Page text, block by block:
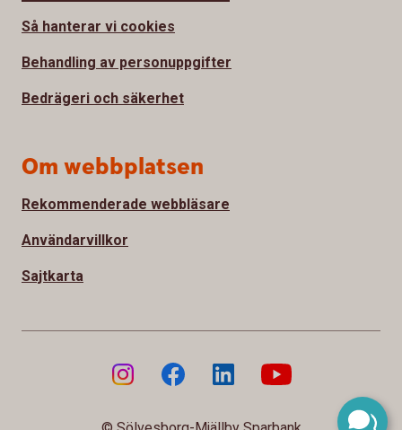
Så hanterar vi cookies
Behandling av personuppgifter
Bedrägeri och säkerhet
Om webbplatsen
Rekommenderade webbläsare
Användarvillkor
Sajtkarta